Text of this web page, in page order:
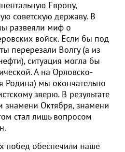
Европу,
советскую державу. В
развеяли миф о
войск. Если бы под
перерезали Волгу (а из
ситуация могла бы
А на Орловско-
Родина) мы окончательно
зверю. В результате
знамени Октября, знамени
стал лишь вопросом
побед обеспечили наше